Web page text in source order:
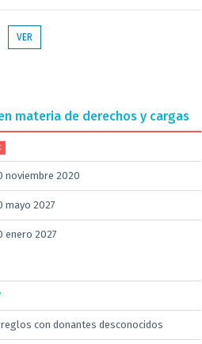
VER
materia de derechos y cargas
noviembre 2020
mayo 2027
enero 2027
con donantes desconocidos